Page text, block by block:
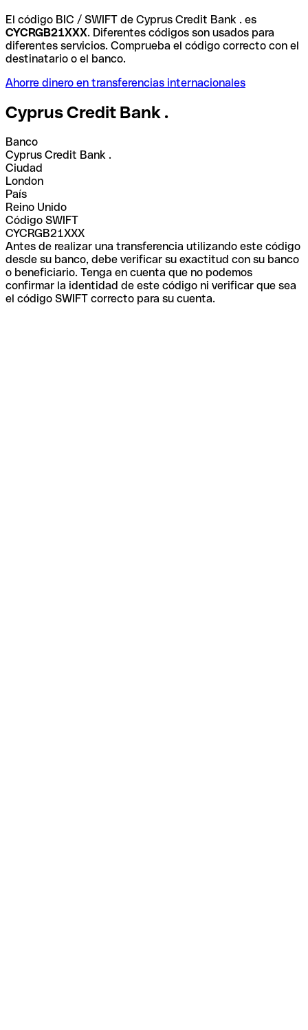
El código BIC / SWIFT de Cyprus Credit Bank . es
CYCRGB21XXX. Diferentes códigos son usados para
diferentes servicios. Comprueba el código correcto con el
destinatario o el banco.
Ahorre dinero en transferencias internacionales
Cyprus Credit Bank .
Banco
Cyprus Credit Bank .
Ciudad
London
País
Reino Unido
Código SWIFT
CYCRGB21XXX
Antes de realizar una transferencia utilizando este código
desde su banco, debe verificar su exactitud con su banco
o beneficiario. Tenga en cuenta que no podemos
confirmar la identidad de este código ni verificar que sea
el código SWIFT correcto para su cuenta.